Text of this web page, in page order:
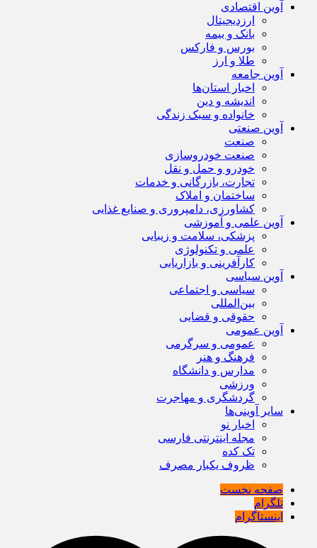
آوین اقتصادی
ارزدیجیتال
بانک و بیمه
بورس و فارکس
طلا و ارز
آوین جامعه
اخبار استان‌ها
اندیشه و دین
خانواده و سبک زندگی
آوین صنعتی
صنعت
صنعت خودروسازی
خودرو و حمل و نقل
تجارت، بازرگانی و خدمات
ساختمان و املاک
کشاورزی، دامپروری و صنایع غذایی
آوین علمی و آموزشی
پزشکی، سلامت و زیبایی
علمی و تکنولوژی
کارآفرینی و بازاریابی
آوین سیاسی
سیاسی و اجتماعی
بین‌المللی
حقوقی و قضایی
آوین عمومی
عمومی و سرگرمی
فرهنگ و هنر
مدارس و دانشگاه
ورزشی
گردشگری و مهاجرت
سایر آوینی‌ها
اخبار نو
مجله اینترنتی فارسی
تک کده
ظروف یکبار مصرف
صفحه نخست
تلگرام
اینستاگرام